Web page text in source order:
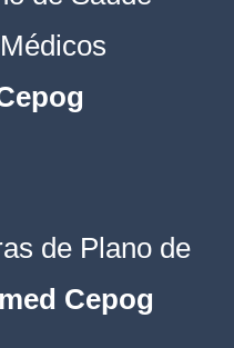
de Plano de
Cepog